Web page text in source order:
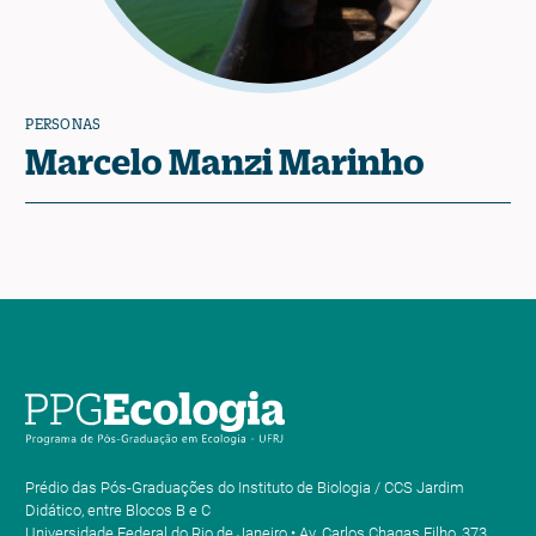
PERSONAS
Marcelo Manzi Marinho
Prédio das Pós-Graduações do Instituto de Biologia / CCS Jardim
Didático, entre Blocos B e C